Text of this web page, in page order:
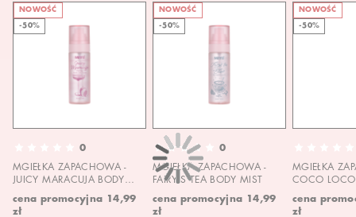
NOWOŚĆ
-50%
0
MGIEŁKA ZAPACHOWA -
JUICY MARACUJA BODY
cena promocyjna 14,99
zł
NOWOŚĆ
-50%
0
MGIEŁKA ZAPACHOWA -
FAIRY'S TEA BODY MIST
cena promocyjna 14,99
zł
NOWOŚĆ
-50%
MGIEŁKA
COCO
cena
zł